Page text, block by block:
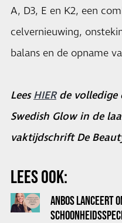
A, D3, E en K2, een
celvernieuwing,
balans en de opname
LeesHIERde volledige
Swedish Glow in de
vaktijdschrift De
LEES OOK:
ANBOS LANCEERT